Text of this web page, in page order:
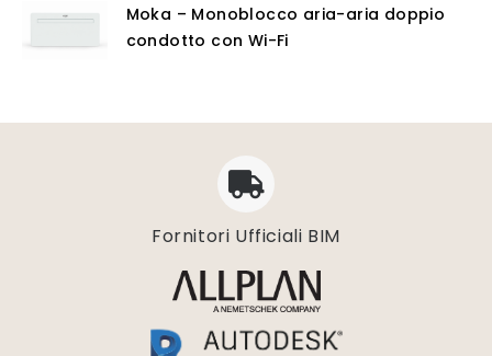
Moka – Monoblocco aria-aria doppio
condotto con Wi-Fi
Fornitori Ufficiali BIM